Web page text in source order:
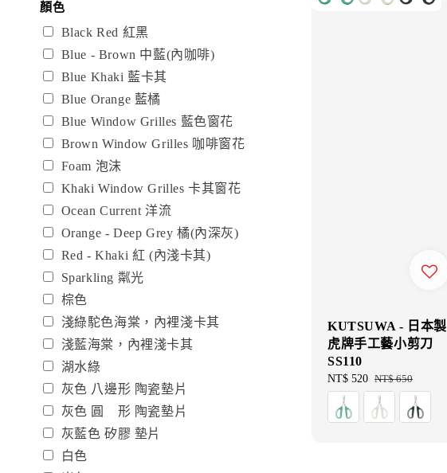
顏色
Black Red 紅黑
Blue - Brown 中藍(內咖啡)
Blue Khaki 藍卡其
Blue Orange 藍橘
Blue Window Grilles 藍色窗花
Brown Window Grilles 咖啡窗花
Foam 泡沫
Khaki Window Grilles 卡其窗花
Ocean Current 洋流
Orange - Deep Grey 橘(內深灰)
Red - Khaki 紅 (內淺卡其)
Sparkling 粼光
棕色
淺綠駝色海棠，內裡淺卡其
淺藍海棠，內裡淺卡其
湖水綠
灰色 八邊形 陶瓷墊片
灰色 圓 形 陶瓷墊片
灰藍色 矽膠 墊片
白色
KUTSUWA - 日本製
虎牌手工藝小剪刀
SS110
Sale
price
NT$ 520 Regular
price
NT$ 650